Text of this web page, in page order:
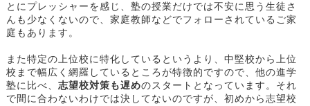
とにプレッシャーを感じ、塾の授業だけでは不安に思う生徒さ
んも少なくないので、家庭教師などでフォローされているご家
庭もあります。
また特定の上位校に特化しているというより、中堅校から上位
校まで幅広く網羅しているところが特徴的ですので、他の進学
塾に比べ、 志望校対策も遅めのスタートとなっています。それ
で間に合わないわけでは決してないのですが、初めから志望校